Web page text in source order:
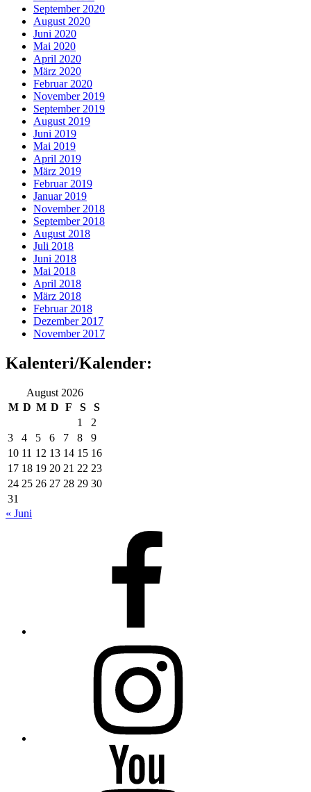
September 2020
August 2020
Juni 2020
Mai 2020
April 2020
März 2020
Februar 2020
November 2019
September 2019
August 2019
Juni 2019
Mai 2019
April 2019
März 2019
Februar 2019
Januar 2019
November 2018
September 2018
August 2018
Juli 2018
Juni 2018
Mai 2018
April 2018
März 2018
Februar 2018
Dezember 2017
November 2017
Kalenteri/Kalender:
August 2026
M D M D F S
S
1
2
3
4 5 6 7 8
9
10 11 12 13 14 15 16
17 18 19 20 21 22 23
24 25 26 27 28 29 30
31
« Juni